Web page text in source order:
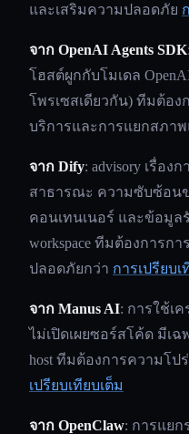
และเสริมความปลอดภัย
จาก OpenAI Agents SDK
โฮสต์ผูกกับโมเดล
โพรเซสเดียวกัน) ทีมต้อง
บริการและการแยกสภา
จาก Dify: advisory เรื่อง
สาธารณะ ความซับซ้อน
คอนเทนเนอร์ และข้อมูล
workspace ทีมต้องการกา
ปลอดภัยกว่า การเปรียบเ
จาก Manus AI: การใช้เ
ไม่เปิดเผยซอร์สโค้ด มีเฉ
host ทีมต้องการความโป
เปรียบเทียบเต็ม
จาก OpenClaw: การแยก